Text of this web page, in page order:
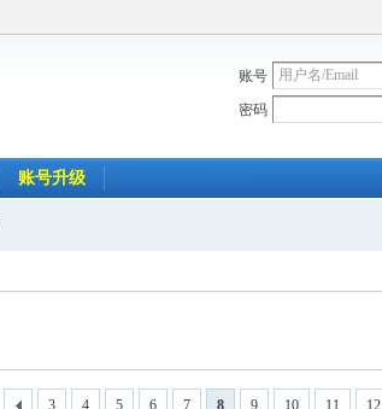
账号
密码
账号升级
3 4 5 6 7 8 9 10 11 12